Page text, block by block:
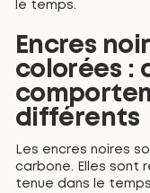
le temps.
Encres
colorées :
différents
Les encres noires
carbone. Elles sont
tenue dans le